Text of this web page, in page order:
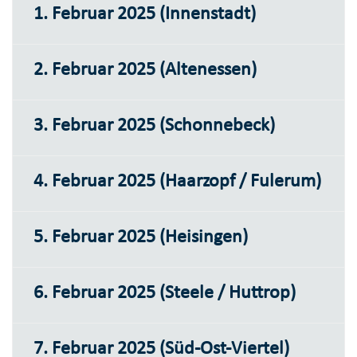
1. Februar 2025 (Innenstadt)
2. Februar 2025 (Altenessen)
3. Februar 2025 (Schonnebeck)
4. Februar 2025 (Haarzopf / Fulerum)
5. Februar 2025 (Heisingen)
6. Februar 2025 (Steele / Huttrop)
7. Februar 2025 (Süd-Ost-Viertel)